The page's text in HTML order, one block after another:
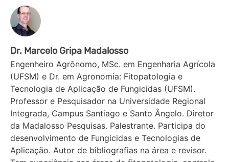
Dr. Marcelo Gripa Madalosso
Engenheiro Agrônomo, MSc. em Engenharia Agrícola
(UFSM) e Dr. em Agronomia: Fitopatologia e
Tecnologia de Aplicação de Fungicidas (UFSM).
Professor e Pesquisador na Universidade Regional
Integrada, Campus Santiago e Santo Ângelo. Diretor
da Madalosso Pesquisas. Palestrante. Participa do
desenvolvimento de Fungicidas e Tecnologias de
Aplicação. Autor de bibliografias na área e revisor.